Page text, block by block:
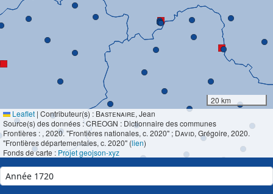
20 km
Leaflet | Contributeur(s) : Bastenaire, Jean
Source(s) des données : CREOGN : Dictionnaire des communes
Frontières : , 2020. "Frontières nationales, c. 2020" ; David, Grégoire, 2020.
"Frontières départementales, c. 2020" (lien)
Fonds de carte : Projet geojson-xyz